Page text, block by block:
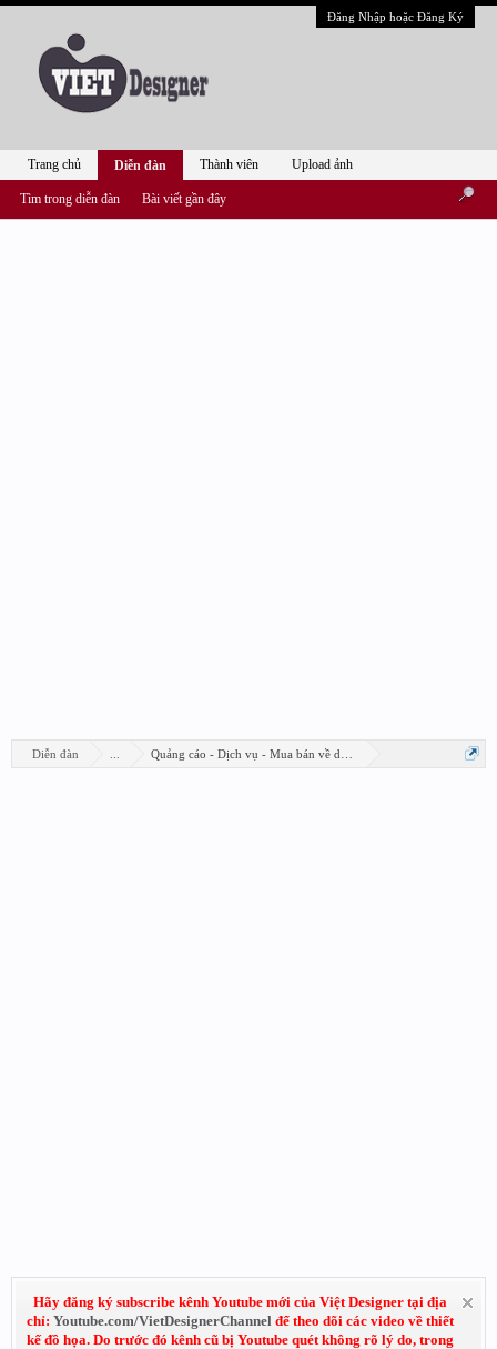
Đăng Nhập hoặc Đăng Ký
Diễn đàn Quảng cáo - Dịch vụ - Mua bán về design
Hãy đăng ký subscribe kênh Youtube mới của Việt Designer tại địa
chỉ: Youtube.com/VietDesignerChannel để theo dõi các video về thiết
kế đồ họa. Do trước đó kênh cũ bị Youtube quét không rõ lý do, trong
Trang chủ Diễn đàn
Tìm trong diễn đàn Bài viết gần đây
Thành viên Upload ảnh